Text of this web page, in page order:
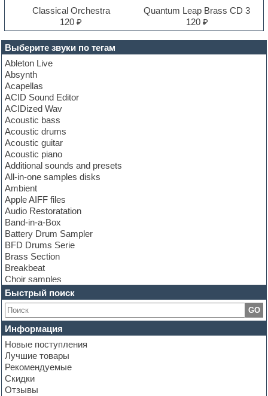
Выберите звуки по тегам
Ableton Live
Absynth
Acapellas
ACID Sound Editor
ACIDized Wav
Acoustic bass
Acoustic drums
Acoustic guitar
Acoustic piano
Additional sounds and presets
All-in-one samples disks
Ambient
Apple AIFF files
Audio Restoratation
Band-in-a-Box
Battery Drum Sampler
BFD Drums Serie
Brass Section
Breakbeat
Choir samples
Chris Hein Samples
Cinematic samples
Club bass
Club leads
Club sounds
Construction kits
Convolution
Cubase
Dance drums
Dance music production tutorials
Быстрый поиск
GO
Информация
Новые поступления
Лучшие товары
Рекомендуемые
Скидки
Отзывы
Classical Orchestra
120 ₽
Quantum Leap Brass CD 3
120 ₽